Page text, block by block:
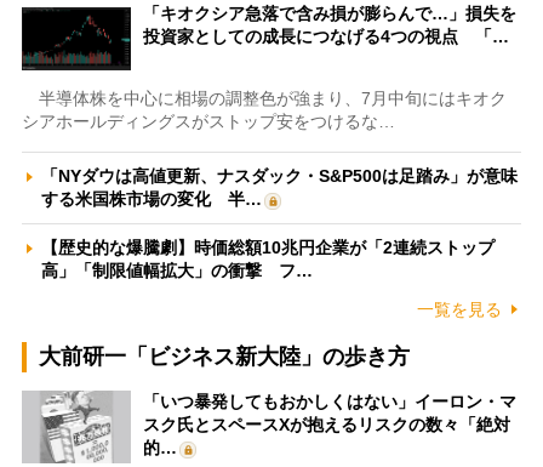
「キオクシア急落で含み損が膨らんで…」損失を
投資家としての成長につなげる4つの視点 「…
半導体株を中心に相場の調整色が強まり、7月中旬にはキオク
シアホールディングスがストップ安をつけるな…
「NYダウは高値更新、ナスダック・S&P500は足踏み」が意味
する米国株市場の変化 半…
【歴史的な爆騰劇】時価総額10兆円企業が「2連続ストップ
高」「制限値幅拡大」の衝撃 フ…
一覧を見る
大前研一「ビジネス新大陸」の歩き方
「いつ暴発してもおかしくはない」イーロン・マ
スク氏とスペースXが抱えるリスクの数々「絶対
的…